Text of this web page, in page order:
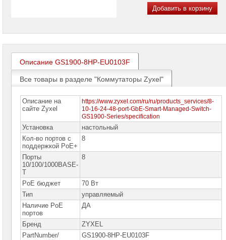
Brand
Name
Моноблоки
Brand
Компьютеры
Brand
Принтеры
плоттеры
МФУ
Серверы
Brand
Name
Пассивное
сетевое
оборудование
Активное
Добавить в корзину
Описание GS1900-8HP-EU0103F
Все товары в разделе "Коммутаторы Zyxel"
Описание на
сайте Zyxel
https://www.zyxel.com/ru/ru/products_services/8-
10-16-24-48-port-GbE-Smart-Managed-Switch-
GS1900-Series/specification
Установка
настольный
Кол-во портов с
поддержкой PoE+
8
Порты
10/100/1000BASE-
T
8
PoE бюджет
70 Вт
Тип
управляемый
Наличие PoE
портов
ДА
Бренд
ZYXEL
PartNumber/
GS1900-8HP-EU0103F